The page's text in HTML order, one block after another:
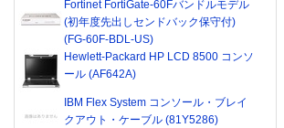
Fortinet FortiGate-60Fバンドルモデル
(初年度先出しセンドバック保守付)
(FG-60F-BDL-US)
Hewlett-Packard HP LCD 8500 コンソ
ール (AF642A)
IBM Flex System コンソール・ブレイ
クアウト・ケーブル (81Y5286)